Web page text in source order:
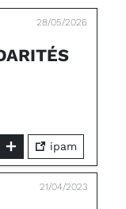
28/05/2026
ipam
21/04/2023